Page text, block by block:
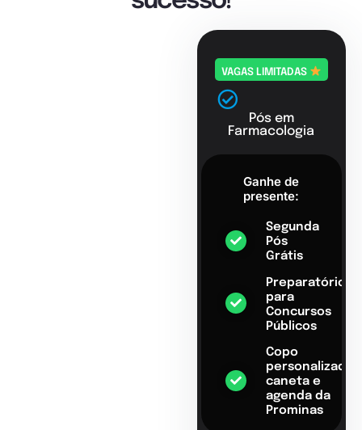
VAGAS LIMITADAS
Pós em
Farmacologia
Ganhe de
presente:
Segunda
Pós
Grátis
Preparatório
para
Concursos
Públicos
Copo
personalizado,
caneta e
agenda da
Prominas